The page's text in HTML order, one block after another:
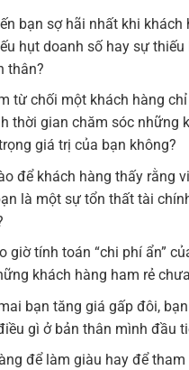
bạn sợ hãi nhất khi khách
hụt doanh số hay sự thiếu
thân?
từ chối một khách hàng
thời gian chăm sóc những
giá trị của bạn không?
để khách hàng thấy rằng
là một sự tổn thất tài
giờ tính toán “chi phí ẩn”
khách hàng ham rẻ
bạn tăng giá gấp đôi,
gì ở bản thân mình đầu
để làm giàu hay để